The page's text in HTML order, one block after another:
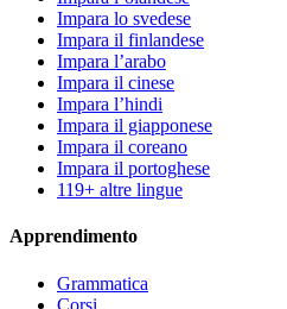
Impara lo svedese
Impara il finlandese
Impara l’arabo
Impara il cinese
Impara l’hindi
Impara il giapponese
Impara il coreano
Impara il portoghese
119+ altre lingue
Apprendimento
Grammatica
Corsi